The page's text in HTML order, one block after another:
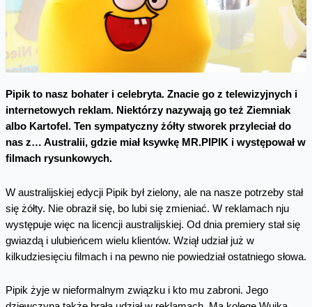
Pipik to nasz bohater i celebryta. Znacie go z telewizyjnych i
internetowych reklam. Niektórzy nazywają go też Ziemniak
albo Kartofel. Ten sympatyczny żółty stworek przyleciał do
nas z… Australii, gdzie miał ksywkę MR.PIPIK i występował w
filmach rysunkowych.
W australijskiej edycji Pipik był zielony, ale na nasze potrzeby stał
się żółty. Nie obraził się, bo lubi się zmieniać. W reklamach nju
występuje więc na licencji australijskiej. Od dnia premiery stał się
gwiazdą i ulubieńcem wielu klientów. Wziął udział już w
kilkudziesięciu filmach i na pewno nie powiedział ostatniego słowa.
Pipik żyje w nieformalnym związku i kto mu zabroni. Jego